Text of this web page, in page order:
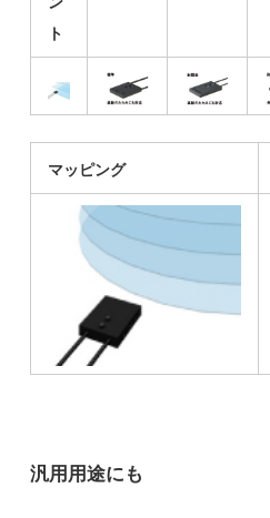
ト
マッピング
汎用用途にも